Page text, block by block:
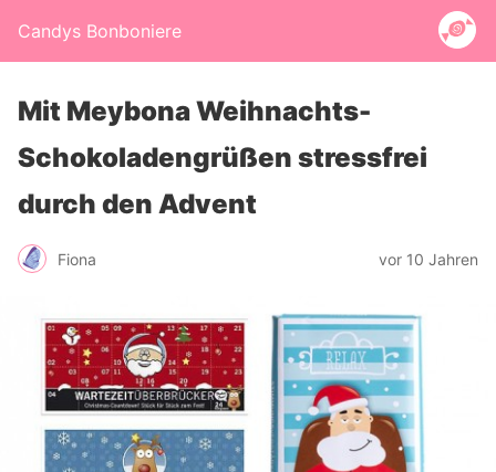
Candys Bonboniere
Mit Meybona Weihnachts-
Schokoladengrüßen stressfrei
durch den Advent
Fiona vor 10 Jahren